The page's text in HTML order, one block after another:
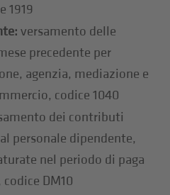
1919
versamento delle
precedente per
agenzia, mediazione e
codice 1040
dei contributi
personale dipendente,
nel periodo di paga
DM10